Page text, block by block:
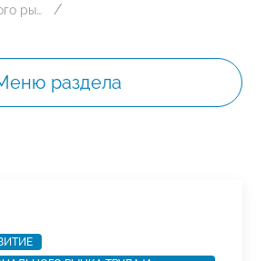
Развитию национального рынка труда и мониторингу миграционных процессов
раздела